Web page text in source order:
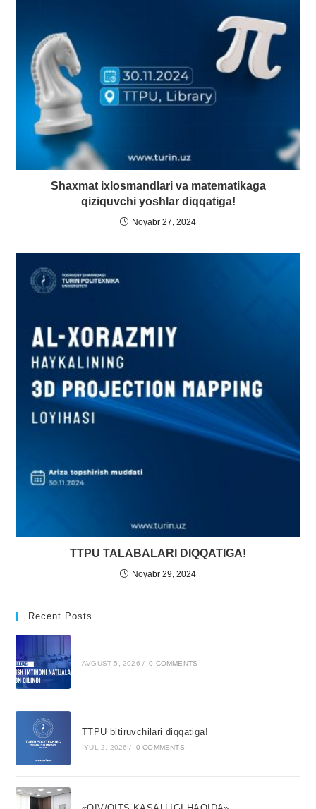
Shaxmat ixlosmandlari va matematikaga
qiziquvchi yoshlar diqqatiga!
Noyabr 27, 2024
TTPU TALABALARI DIQQATIGA!
Noyabr 29, 2024
Recent Posts
AVGUST 5, 2026 / 0 COMMENTS
TTPU bitiruvchilari diqqatiga!
IYUL 2, 2026 / 0 COMMENTS